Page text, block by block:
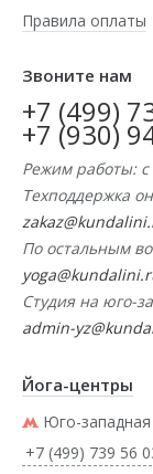
Правила оплаты
Звоните нам
+7 (499)
+7 (930)
Режим работы: с
Техподдержка
По остальным
Студия на юго-
admin-
Йога-центры
Юго-западная
+7 (499) 739 56